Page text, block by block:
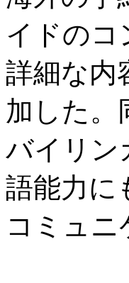
イドのコ
詳細な内
加した。
バイリン
語能力に
コミュ